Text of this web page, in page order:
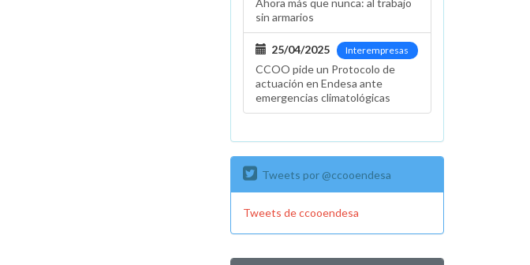
Ahora más que nunca: al trabajo
sin armarios
Interempresas
25/04/2025
CCOO pide un Protocolo de
actuación en Endesa ante
emergencias climatológicas
Tweets por @ccooendesa
Tweets de ccooendesa